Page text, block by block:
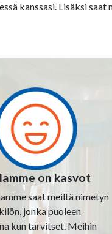
kanssasi. Lisäksi saat
on kasvot
saat meiltä nimetyn
jonka puoleen
kun tarvitset. Meihin